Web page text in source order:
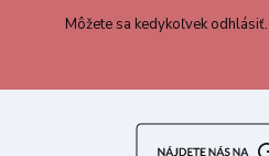
Môžete sa kedykoľvek